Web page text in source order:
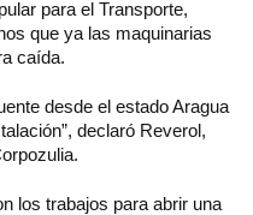
para el Transporte,
que ya las maquinarias
caída.
desde el estado Aragua
declaró Reverol,
los trabajos para abrir una